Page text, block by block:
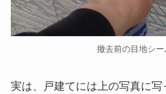
撤去前の目地シー
実は、戸建てには上の写真に写